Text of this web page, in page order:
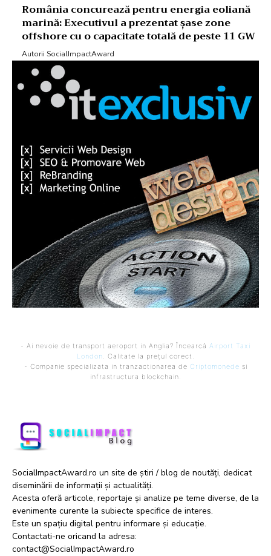
România concurează pentru energia eoliană
marină: Executivul a prezentat șase zone
offshore cu o capacitate totală de peste 11 GW
Autorii SocialImpactAward
- Ai nevoie de transport aeroport in Anglia? Încearcă Airport Taxi
London . Calitate la prețul corect.
- Companie specializata in tranzactionarea de Criptomonede si
infrastructura blockchain.
SocialImpactAward.ro un site de știri / blog de noutăți, dedicat
diseminării de informații și actualități.
Acesta oferă articole, reportaje și analize pe teme diverse, de la
evenimente curente la subiecte specifice de interes.
Este un spațiu digital pentru informare și educație.
Contactati-ne oricand la adresa:
contact@SocialImpactAward.ro